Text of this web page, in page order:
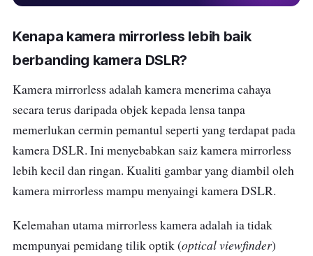
Kenapa kamera mirrorless lebih baik
berbanding kamera DSLR?
Kamera mirrorless adalah kamera menerima cahaya
secara terus daripada objek kepada lensa tanpa
memerlukan cermin pemantul seperti yang terdapat pada
kamera DSLR. Ini menyebabkan saiz kamera mirrorless
lebih kecil dan ringan. Kualiti gambar yang diambil oleh
kamera mirrorless mampu menyaingi kamera DSLR.
Kelemahan utama mirrorless kamera adalah ia tidak
mempunyai pemidang tilik optik (optical viewfinder)